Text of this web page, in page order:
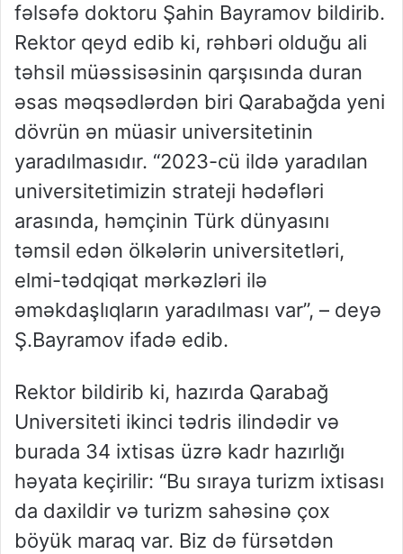
fəlsəfə doktoru Şahin Bayramov bildirib.
Rektor qeyd edib ki, rəhbəri olduğu ali
təhsil müəssisəsinin qarşısında duran
əsas məqsədlərdən biri Qarabağda yeni
dövrün ən müasir universitetinin
yaradılmasıdır. “2023-cü ildə yaradılan
universitetimizin strateji hədəfləri
arasında, həmçinin Türk dünyasını
təmsil edən ölkələrin universitetləri,
elmi-tədqiqat mərkəzləri ilə
əməkdaşlıqların yaradılması var”, – deyə
Ş.Bayramov ifadə edib.
Rektor bildirib ki, hazırda Qarabağ
Universiteti ikinci tədris ilindədir və
burada 34 ixtisas üzrə kadr hazırlığı
həyata keçirilir: “Bu sıraya turizm ixtisası
da daxildir və turizm sahəsinə çox
böyük maraq var. Biz də fürsətdən